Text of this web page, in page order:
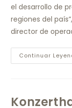
el desarrollo de
regiones del
director de
Continuar